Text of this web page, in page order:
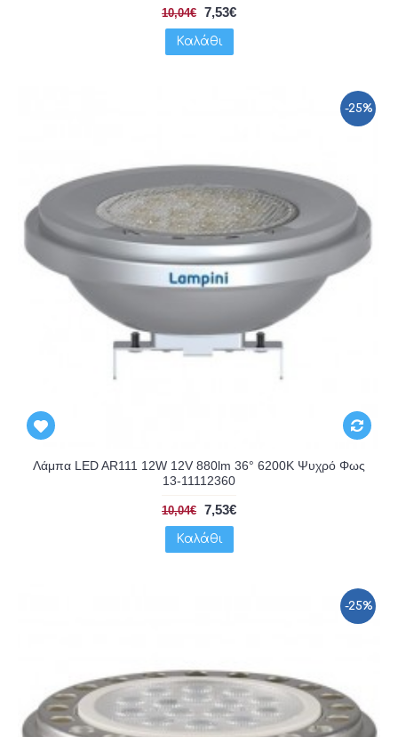
10,04€ 7,53€
Καλάθι
-25%
Λάμπα LED AR111 12W 12V 880lm 36° 6200K Ψυχρό Φως
13-11112360
10,04€ 7,53€
Καλάθι
-25%